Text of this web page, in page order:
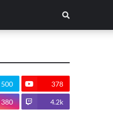
500 378
380 4.2k